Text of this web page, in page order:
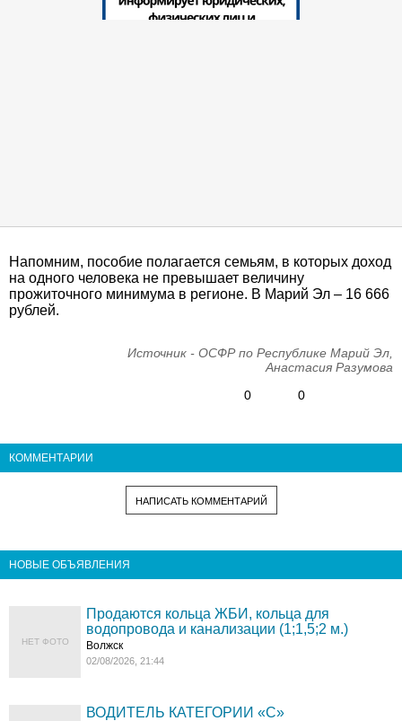
Напомним, пособие полагается семьям, в которых доход
на одного человека не превышает величину
прожиточного минимума в регионе. В Марий Эл – 16 666
рублей.
Источник - ОСФР по Республике Марий Эл,
Анастасия Разумова
0
0
КОММЕНТАРИИ
НАПИСАТЬ КОММЕНТАРИЙ
НОВЫЕ ОБЪЯВЛЕНИЯ
НЕТ ФОТО
Продаются кольца ЖБИ, кольца для
водопровода и канализации (1;1,5;2 м.)
Волжск
02/08/2026, 21:44
ВОДИТЕЛЬ КАТЕГОРИИ «C»